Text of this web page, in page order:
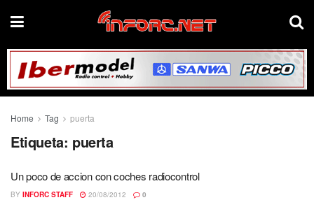
Home Tag puerta
Etiqueta: puerta
Un poco de accion con coches radiocontrol
BY INFORC STAFF 20/08/2012 0